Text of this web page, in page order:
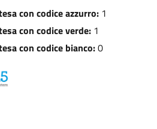
con codice azzurro: 1
con codice verde: 1
con codice bianco:0